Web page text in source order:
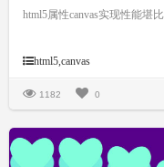
html5属性canvas实现性能堪
html5,canvas
1182 0